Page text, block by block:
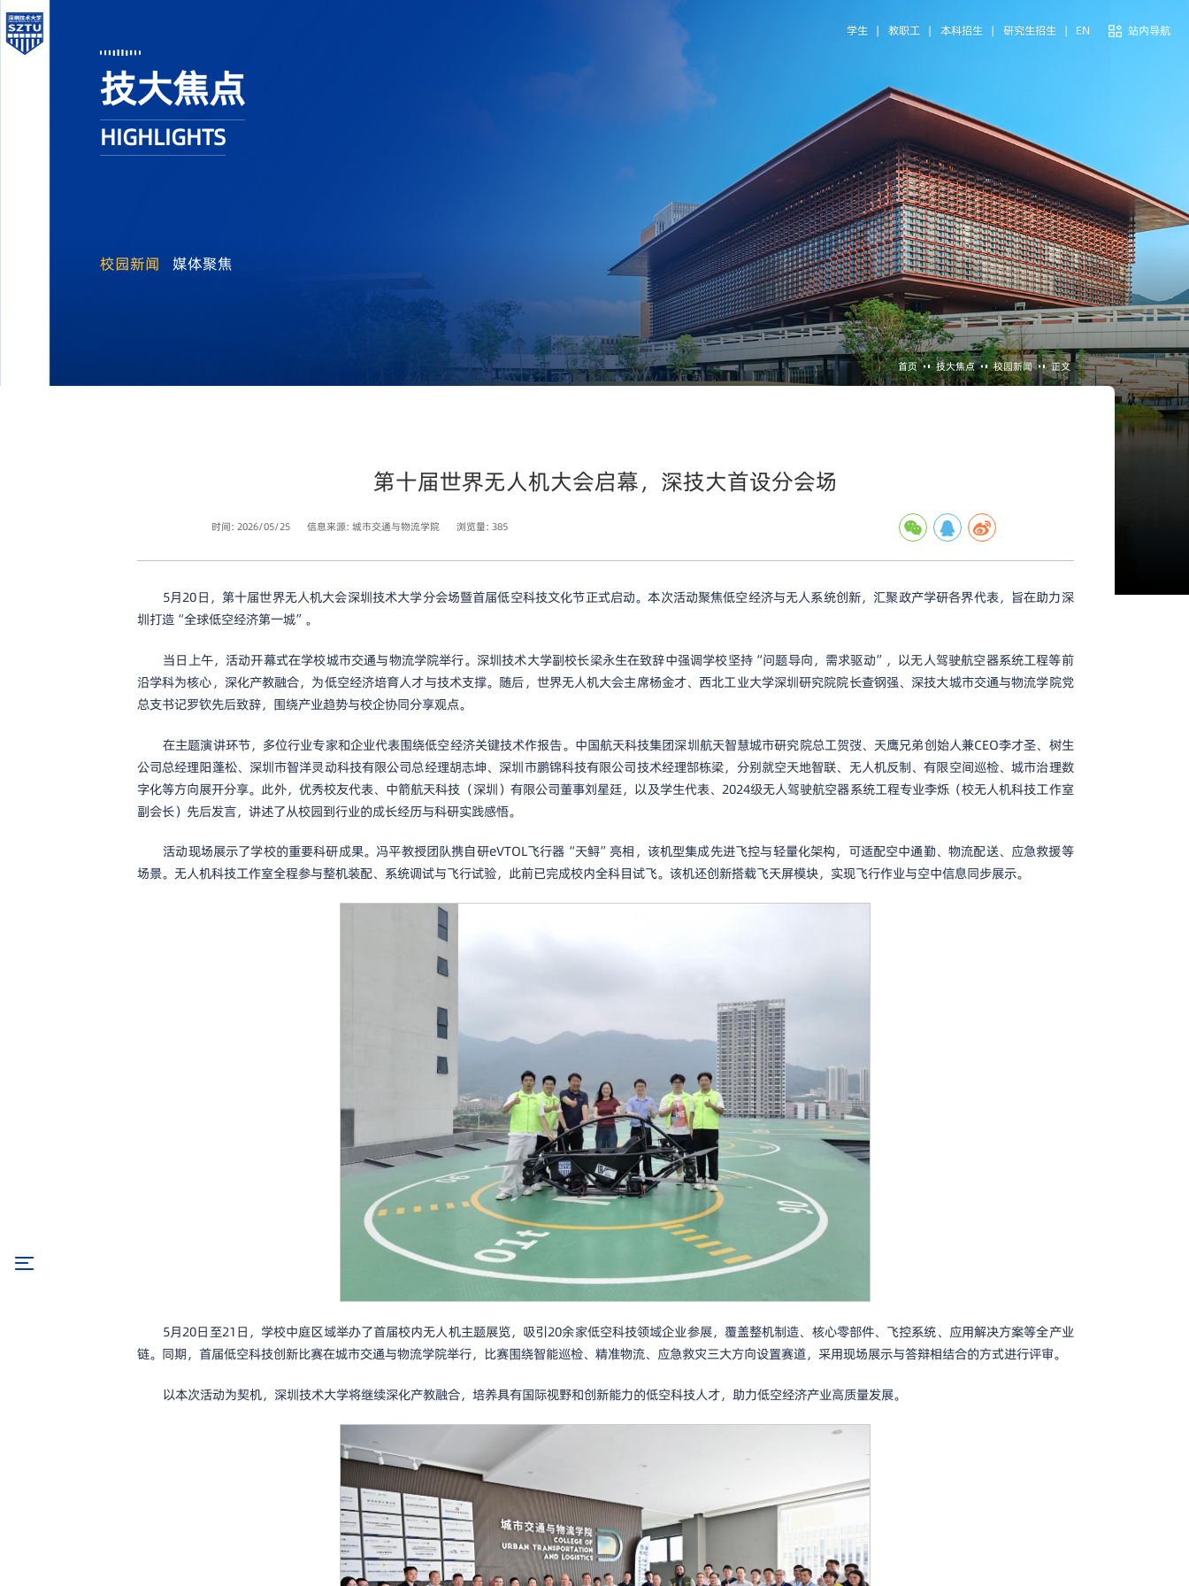
学生 | 教职工 | 本科招生 | 研究生招生 | EN 站内导航
技大焦点
HIGHLIGHTS
校园新闻 媒体聚焦
首页 技大焦点 校园新闻 正文
第十届世界无人机大会启幕，深技大首设分会场
时间: 2026/05/25 信息来源: 城市交通与物流学院 浏览量:385
5月20日，第十届世界无人机大会深圳技术大学分会场暨首届低空科技文化节正式启动。本次活动聚焦低空经济与无人系统创新，汇聚政产学研各界代表，旨在助力深
圳打造“全球低空经济第一城”。
当日上午，活动开幕式在学校城市交通与物流学院举行。深圳技术大学副校长梁永生在致辞中强调学校坚持“问题导向，需求驱动”，以无人驾驶航空器系统工程等前
沿学科为核心，深化产教融合，为低空经济培育人才与技术支撑。随后，世界无人机大会主席杨金才、西北工业大学深圳研究院院长查钢强、深技大城市交通与物流学院党
总支书记罗钦先后致辞，围绕产业趋势与校企协同分享观点。
在主题演讲环节，多位行业专家和企业代表围绕低空经济关键技术作报告。中国航天科技集团深圳航天智慧城市研究院总工贺弢、天鹰兄弟创始人兼CEO李才圣、树生
公司总经理阳蓬松、深圳市智洋灵动科技有限公司总经理胡志坤、深圳市鹏锦科技有限公司技术经理郜栋梁，分别就空天地智联、无人机反制、有限空间巡检、城市治理数
字化等方向展开分享。此外，优秀校友代表、中箭航天科技（深圳）有限公司董事刘星廷，以及学生代表、2024级无人驾驶航空器系统工程专业李烁（校无人机科技工作室
副会长）先后发言，讲述了从校园到行业的成长经历与科研实践感悟。
活动现场展示了学校的重要科研成果。冯平教授团队携自研eVTOL飞行器“天鲟”亮相，该机型集成先进飞控与轻量化架构，可适配空中通勤、物流配送、应急救援等
场景。无人机科技工作室全程参与整机装配、系统调试与飞行试验，此前已完成校内全科目试飞。该机还创新搭载飞天屏模块，实现飞行作业与空中信息同步展示。
5月20日至21日，学校中庭区域举办了首届校内无人机主题展览，吸引20余家低空科技领域企业参展，覆盖整机制造、核心零部件、飞控系统、应用解决方案等全产业
链。同期，首届低空科技创新比赛在城市交通与物流学院举行，比赛围绕智能巡检、精准物流、应急救灾三大方向设置赛道，采用现场展示与答辩相结合的方式进行评审。
以本次活动为契机，深圳技术大学将继续深化产教融合，培养具有国际视野和创新能力的低空科技人才，助力低空经济产业高质量发展。